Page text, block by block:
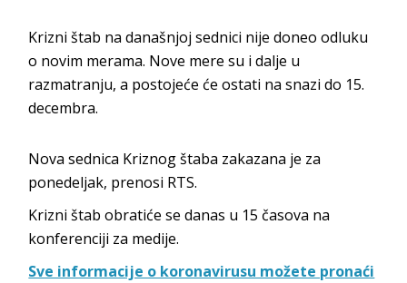
Krizni štab na današnjoj sednici nije doneo odluku
o novim merama. Nove mere su i dalje u
razmatranju, a postojeće će ostati na snazi do 15.
decembra.
Nova sednica Kriznog štaba zakazana je za
ponedeljak, prenosi RTS.
Krizni štab obratiće se danas u 15 časova na
konferenciji za medije.
Sve informacije o koronavirusu možete pronaći